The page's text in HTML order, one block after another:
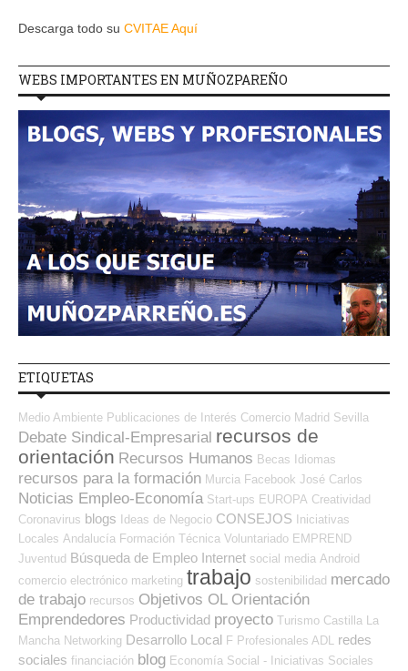
Descarga todo su CVITAE Aquí
WEBS IMPORTANTES EN MUÑOZPAREÑO
ETIQUETAS
Medio Ambiente Publicaciones de Interés Comercio Madrid Sevilla
Debate Sindical-Empresarial recursos de
orientación Recursos Humanos Becas Idiomas
recursos para la formación Murcia Facebook José Carlos
Noticias Empleo-Economía Start-ups EUROPA Creatividad
Coronavirus blogs Ideas de Negocio CONSEJOS
Iniciativas
Locales Andalucía Formación Técnica Voluntariado EMPREND
Juventud Búsqueda de Empleo Internet social media Android
comercio electrónico marketing trabajo sostenibilidad mercado
de trabajo recursos Objetivos OL Orientación
Emprendedores Productividad proyecto Turismo Castilla La
Mancha Networking Desarrollo Local F Profesionales ADL
redes
sociales financiación blog Economía Social - Iniciativas Sociales